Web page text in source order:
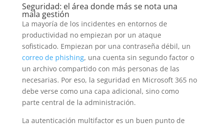
Seguridad: el área donde más se nota una
mala gestión
La mayoría de los incidentes en entornos de
productividad no empiezan por un ataque
sofisticado. Empiezan por una contraseña débil, un
correo de phishing, una cuenta sin segundo factor o
un archivo compartido con más personas de las
necesarias. Por eso, la seguridad en Microsoft 365 no
debe verse como una capa adicional, sino como
parte central de la administración.
La autenticación multifactor es un buen punto de